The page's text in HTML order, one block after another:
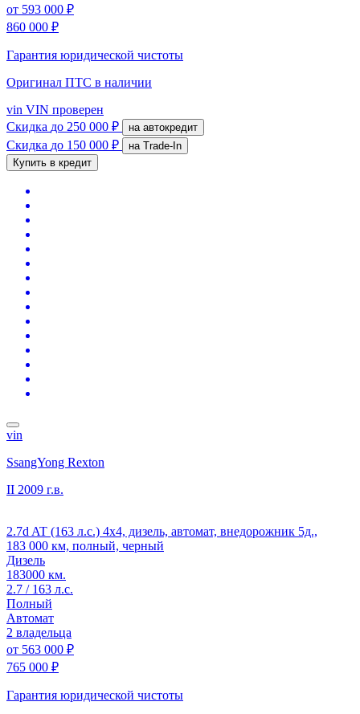
от 593 000 ₽
860 000 ₽
Гарантия юридической чистоты
Оригинал ПТС в наличии
vin VIN проверен
Скидка до 250 000 ₽ на автокредит
Скидка до 150 000 ₽
на Trade-In
Купить в кредит
vin
SsangYong Rexton
II 2009 г.в.
2.7d AT (163 л.с.) 4x4, дизель, автомат, внедорожник 5д.,
183 000 км, полный, черный
Дизель
183000 км.
2.7 / 163 л.с.
Полный
Автомат
2 владельца
от 563 000 ₽
765 000 ₽
Гарантия юридической чистоты